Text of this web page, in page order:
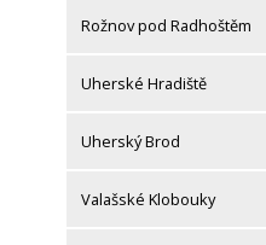
Rožnov pod Radhoštěm
Uherské Hradiště
Uherský Brod
Valašské Klobouky